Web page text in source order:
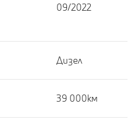
09/2022
Дизел
39 000км